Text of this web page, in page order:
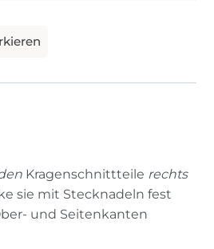
Kragenschnittteile rechts
sie mit Stecknadeln fest
und Seitenkanten